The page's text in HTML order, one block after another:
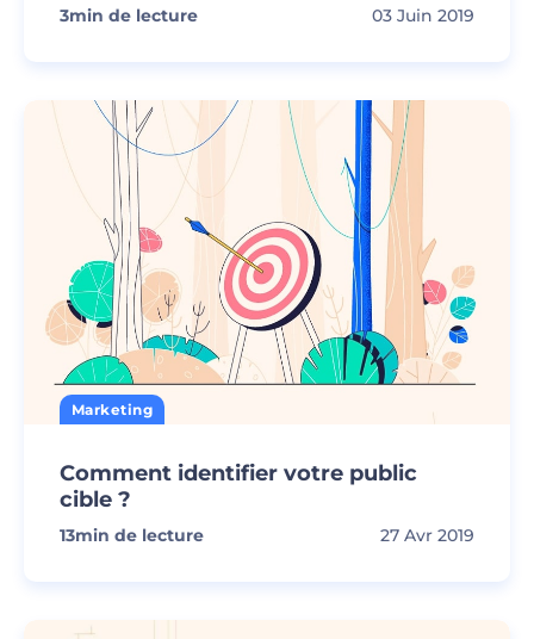
3min de lecture 03 Juin 2019
Marketing
Comment identifier votre public
cible ?
13min de lecture 27 Avr 2019